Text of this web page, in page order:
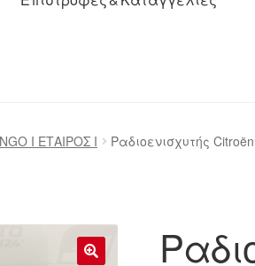
I ΕΤΑΙΡΟΣ Ι Ραδιοενισχυτής